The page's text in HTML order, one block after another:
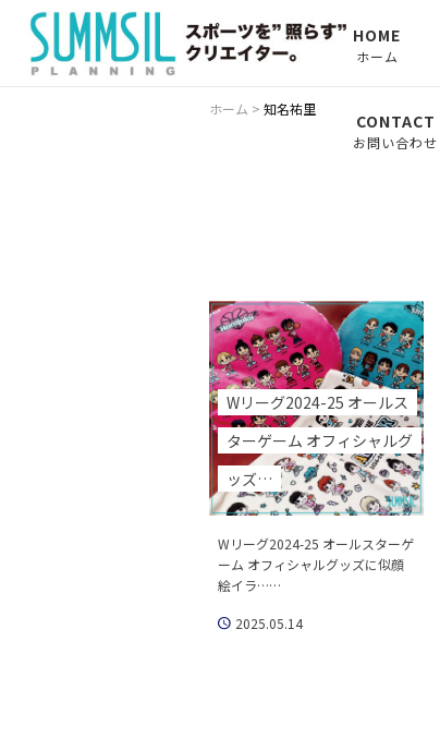
HOME
ホーム
CONTACT
お問い合わせ
ホーム > 知名祐里
Wリーグ2024-25 オールス
ターゲーム オフィシャルグ
ッズ…
Wリーグ2024-25 オールスターゲ
ーム オフィシャルグッズに似顔
絵イラ……
2025.05.14